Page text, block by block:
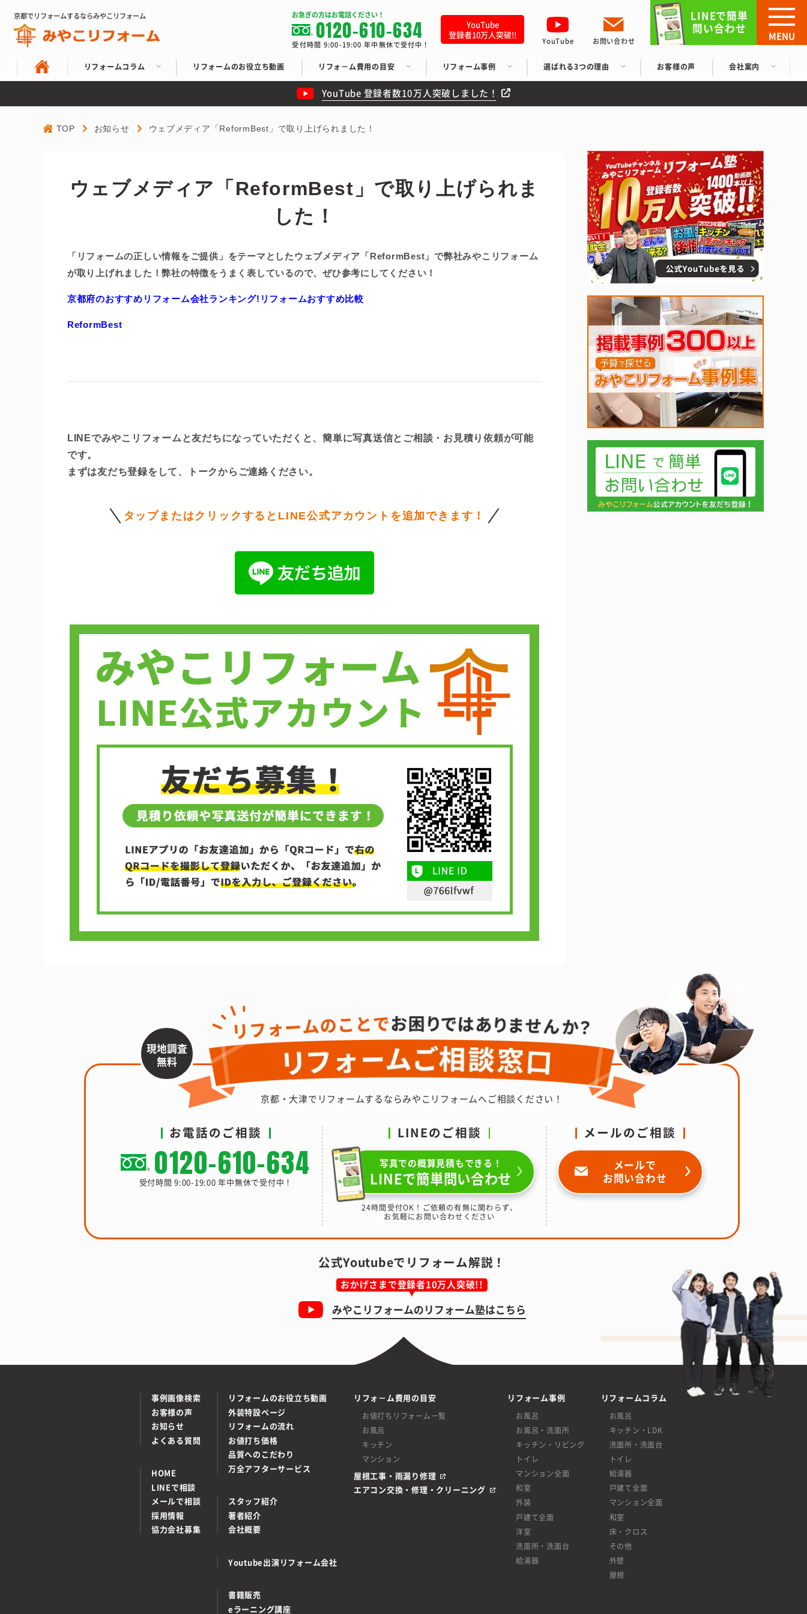
京都でリフォームするならみやこリフォーム お急ぎの方はお電話ください！
0120-610-634
受付時間 9:00-19:00 年中無休で受付中！
YouTube
登録者10万人突破!!
YouTube お問い合わせ
リフォームコラム リフォームのお役立ち動画 リフォ－ム費用の目安 リフォーム事例 選ばれる3つの理由 お客様の声 会社案内
YouTube 登録者数10万人突破しました！
LINEで簡単
問い合わせ
MENU
TOP お知らせ ウェブメディア「ReformBest」で取り上げられました！
ウェブメディア「ReformBest」で取り上げられま
した！
「リフォームの正しい情報をご提供」をテーマとしたウェブメディア「ReformBest」で弊社みやこリフォーム
が取り上げれました！弊社の特徴をうまく表しているので、ぜひ参考にしてください！
京都府のおすすめリフォーム会社ランキング! リフォームおすすめ比較
ReformBest
LINEでみやこリフォームと友だちになっていただくと、簡単に写真送信とご相談・お見積り依頼が可能
です。
まずは友だち登録をして、トークからご連絡ください。
タップまたはクリックすると LINE公式アカウントを追加できます！
現地調査
無料
京都・大津でリフォームするならみやこリフォームへご相談ください！
お電話のご相談
0120-610-634
受付時間 9:00-19:00 年中無休で受付中！
LINEのご相談
写真での概算見積もできる！
LINEで簡単問い合わせ
24時間受付OK！ご依頼の有無に関わらず、
お気軽にお問い合わせください
メールのご相談
メールで
お問い合わせ
公式Youtubeでリフォーム解説！
おかげさまで登録者10万人突破!!
みやこリフォームのリフォーム塾はこちら
事例画像検索
お客様の声
お知らせ
よくある質問
HOME
LINEで相談
メールで相談
採用情報
協力会社募集
リフォームのお役立ち動画
外装特設ページ
リフォームの流れ
お値打ち価格
品質へのこだわり
万全アフターサービス
スタッフ紹介
著者紹介
会社概要
Youtube出演リフォーム会社
書籍販売
eラーニング講座
リフォ－ム費用の目安
お値打ちリフォーム一覧
お風呂
キッチン
マンション
屋根工事・雨漏り修理
エアコン交換・修理・クリーニング
リフォーム事例
お風呂
お風呂・洗面所
キッチン・リビング
トイレ
マンション全面
和室
外装
戸建て全面
洋室
洗面所・洗面台
給湯器
リフォームコラム
お風呂
キッチン・LDK
洗面所・洗面台
トイレ
給湯器
戸建て全面
マンション全面
和室
床・クロス
その他
外壁
屋根